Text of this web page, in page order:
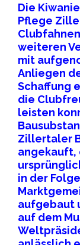
Die
Pflege
weiteren
mit
Anliegen
Schaffung
die
leisten
Zillertaler
angekauft,
in der
aufgebaut
auf dem